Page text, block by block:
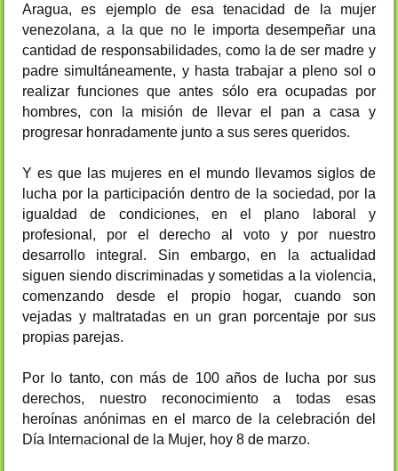
Aragua, es ejemplo de esa tenacidad de la mujer
venezolana, a la que no le importa desempeñar una
cantidad de responsabilidades, como la de ser madre y
padre simultáneamente, y hasta trabajar a pleno sol o
realizar funciones que antes sólo era ocupadas por
hombres, con la misión de llevar el pan a casa y
progresar honradamente junto a sus seres queridos.
Y es que las mujeres en el mundo llevamos siglos de
lucha por la participación dentro de la sociedad, por la
igualdad de condiciones, en el plano laboral y
profesional, por el derecho al voto y por nuestro
desarrollo integral. Sin embargo, en la actualidad
siguen siendo discriminadas y sometidas a la violencia,
comenzando desde el propio hogar, cuando son
vejadas y maltratadas en un gran porcentaje por sus
propias parejas.
Por lo tanto, con más de 100 años de lucha por sus
derechos, nuestro reconocimiento a todas esas
heroínas anónimas en el marco de la celebración del
Día Internacional de la Mujer, hoy 8 de marzo.